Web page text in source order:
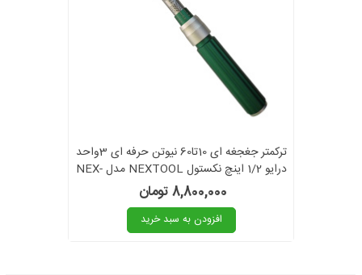
ترکمتر جغجغه ای 10تا60 نیوتن حرفه ای 3واحد
درایو 1/2 اینچ نکستول NEXTOOL مدل NEX-
1/2 10-60nm کالیبراسیون دار
8,800,000 تومان
افزودن به سبد خرید